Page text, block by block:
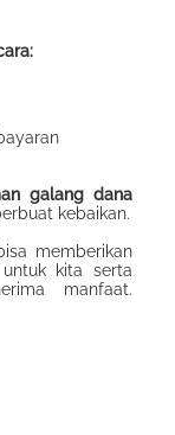
galang dana
kebaikan.
memberikan
kita serta
manfaat.